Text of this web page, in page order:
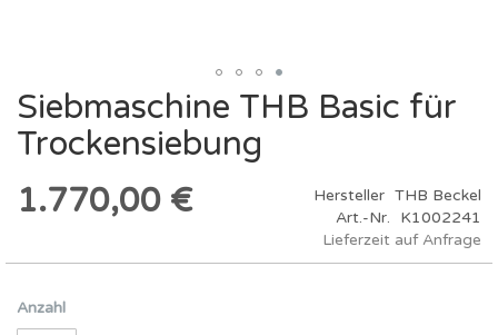
Zum
Anfang
der
springen
Siebmaschine THB Basic für
Trockensiebung
1.770,00 €
Hersteller THB Beckel
Art.-Nr.
K1002241
Lieferzeit auf Anfrage
Anzahl